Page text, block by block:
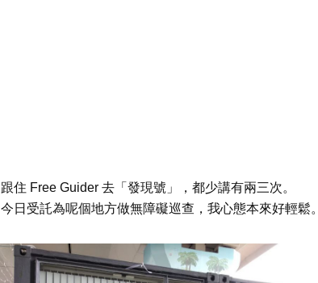
跟住 Free Guider 去「發現號」，都少講有兩三次。
今日受託為呢個地方做無障礙巡查，我心態本來好輕鬆。